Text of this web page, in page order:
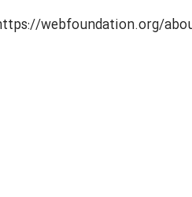
https://webfoundation.org/